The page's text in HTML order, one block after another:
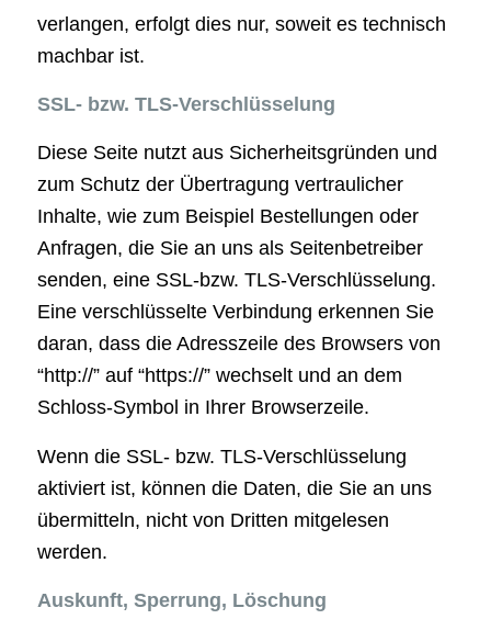
verlangen, erfolgt dies nur, soweit es technisch
machbar ist.
SSL- bzw. TLS-Verschlüsselung
Diese Seite nutzt aus Sicherheitsgründen und
zum Schutz der Übertragung vertraulicher
Inhalte, wie zum Beispiel Bestellungen oder
Anfragen, die Sie an uns als Seitenbetreiber
senden, eine SSL-bzw. TLS-Verschlüsselung.
Eine verschlüsselte Verbindung erkennen Sie
daran, dass die Adresszeile des Browsers von
“http://” auf “https://” wechselt und an dem
Schloss-Symbol in Ihrer Browserzeile.
Wenn die SSL- bzw. TLS-Verschlüsselung
aktiviert ist, können die Daten, die Sie an uns
übermitteln, nicht von Dritten mitgelesen
werden.
Auskunft, Sperrung, Löschung